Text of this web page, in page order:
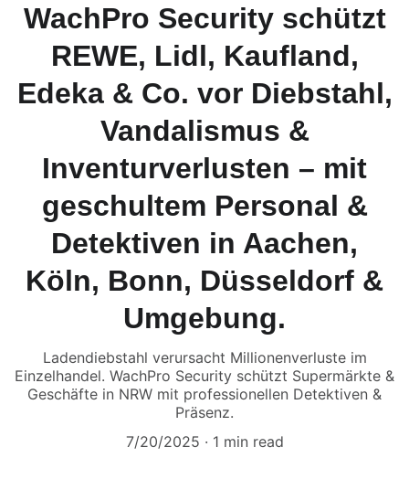
WachPro Security schützt
REWE, Lidl, Kaufland,
Edeka & Co. vor Diebstahl,
Vandalismus &
Inventurverlusten – mit
geschultem Personal &
Detektiven in Aachen,
Köln, Bonn, Düsseldorf &
Umgebung.
Ladendiebstahl verursacht Millionenverluste im
Einzelhandel. WachPro Security schützt Supermärkte &
Geschäfte in NRW mit professionellen Detektiven &
Präsenz.
7/20/2025
1 min read